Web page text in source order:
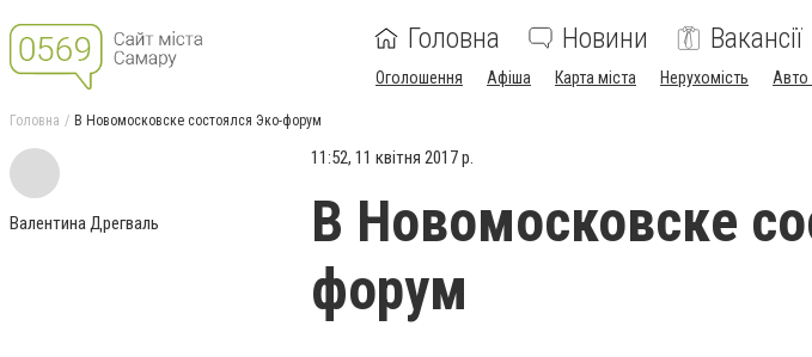
Головна Новини Вакансії
Оголошення Афіша Карта міста Нерухомість
Головна В Новомосковске состоялся Эко-форум
Валентина Дрегваль
11:52, 11 квітня 2017 р.
В Новомосковске
форум